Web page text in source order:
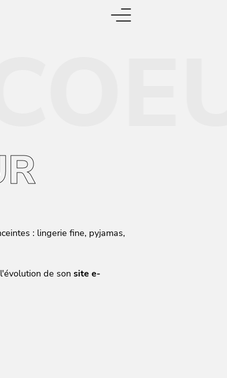
: lingerie fine, pyjamas,
de son site e-